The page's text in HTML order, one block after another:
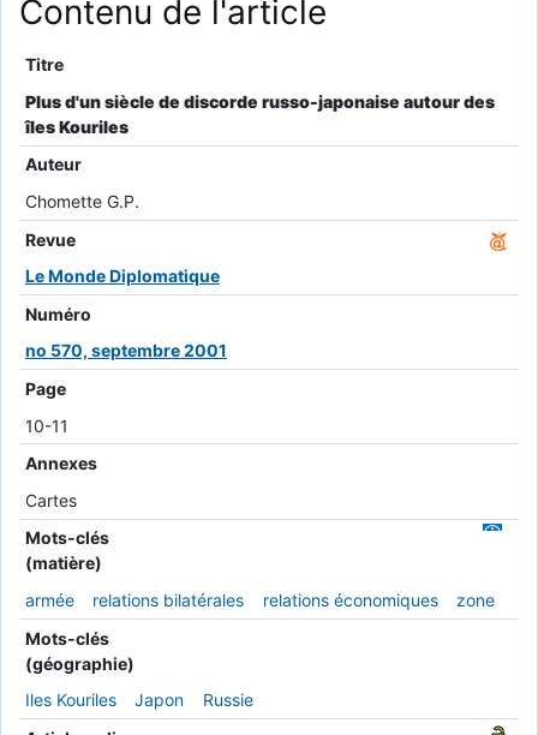
Contenu de l'article
Titre
Plus d'un siècle de discorde russo-japonaise autour des
îles Kouriles
Auteur
Chomette G.P.
Revue
Le Monde Diplomatique
Numéro
no 570, septembre 2001
Page
10-11
Annexes
Cartes
Mots-clés
(matière)
armée
relations bilatérales relations économiques
zone
Mots-clés
(géographie)
Iles Kouriles
Japon
Russie